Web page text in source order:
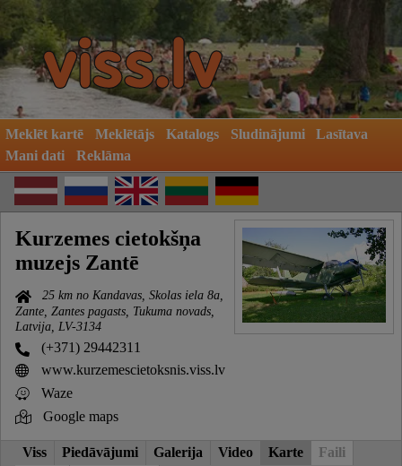
Meklēt kartē Meklētājs Katalogs Sludinājumi
Lasītava
Mani dati
Reklāma
Kurzemes cietokšņa
muzejs Zantē
25 km no Kandavas, Skolas iela 8a,
Zante, Zantes pagasts, Tukuma novads,
Latvija, LV-3134
(+371) 29442311
www.kurzemescietoksnis.viss.lv
Waze
Google maps
Viss Piedāvājumi Galerija Video Karte
Faili